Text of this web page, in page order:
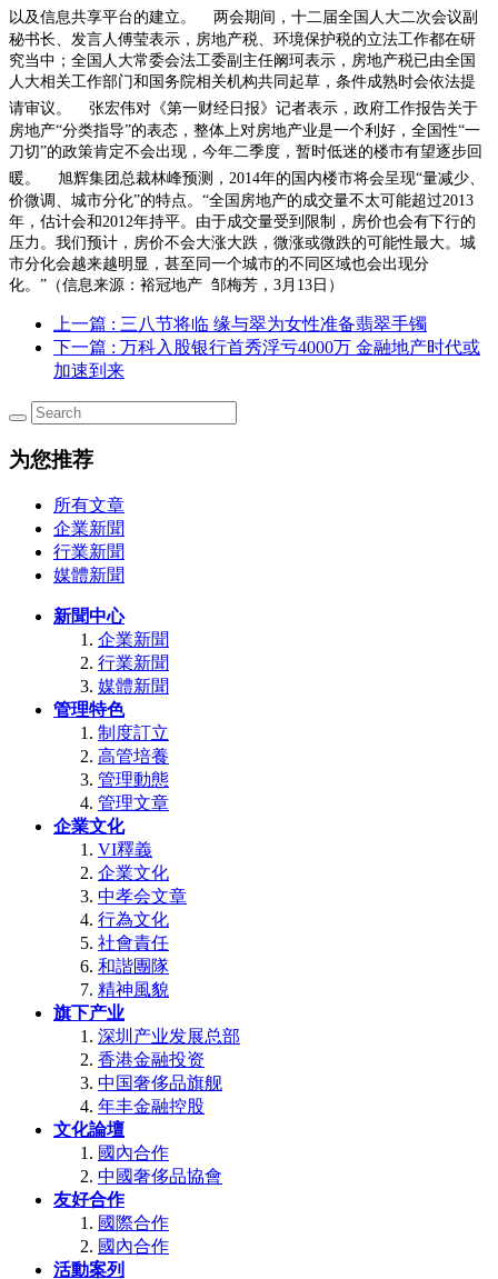
以及信息共享平台的建立。
两会期间，十二届全国人大二次会议副
秘书长、发言人傅莹表示，房地产税、环境保护税的立法工作都在研
究当中；全国人大常委会法工委副主任阚珂表示，房地产税已由全国
人大相关工作部门和国务院相关机构共同起草，条件成熟时会依法提
请审议。
张宏伟对《第一财经日报》记者表示，政府工作报告关于
房地产“分类指导”的表态，整体上对房地产业是一个利好，全国性“一
刀切”的政策肯定不会出现，今年二季度，暂时低迷的楼市有望逐步回
暖。
旭辉集团总裁林峰预测， 2014年的国内楼市将会呈现“量减少、
价微调、城市分化”的特点。“全国房地产的成交量不太可能超过2013
年，估计会和 2012年持平。由于成交量受到限制，房价也会有下行的
压力。我们预计，房价不会大涨大跌，微涨或微跌的可能性最大。城
市分化会越来越明显，甚至同一个城市的不同区域也会出现分
化。”（信息来源：裕冠地产 邹梅芳， 3 月 13 日）
上一篇 : 三八节将临 缘与翠为女性准备翡翠手镯
下一篇 : 万科入股银行首秀浮亏4000万 金融地产时代或
加速到来
为您推荐
所有文章
企業新聞
行業新聞
媒體新聞
新聞中心
企業新聞
行業新聞
媒體新聞
管理特色
制度訂立
高管培養
管理動態
管理文章
企業文化
VI釋義
企業文化
中孝会文章
行為文化
社會責任
和諧團隊
精神風貌
旗下产业
深圳产业发展总部
香港金融投资
中国奢侈品旗舰
年丰金融控股
文化論壇
國內合作
中國奢侈品協會
友好合作
國際合作
國內合作
活動案列